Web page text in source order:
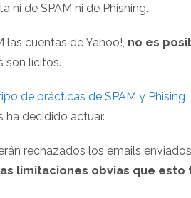
ni de SPAM ni de Phishing.
cuentas de Yahoo!, no es
son lícitos.
de prácticas de SPAM y Phising
ha decidido actuar.
rechazados los emails
limitaciones obvias que esto